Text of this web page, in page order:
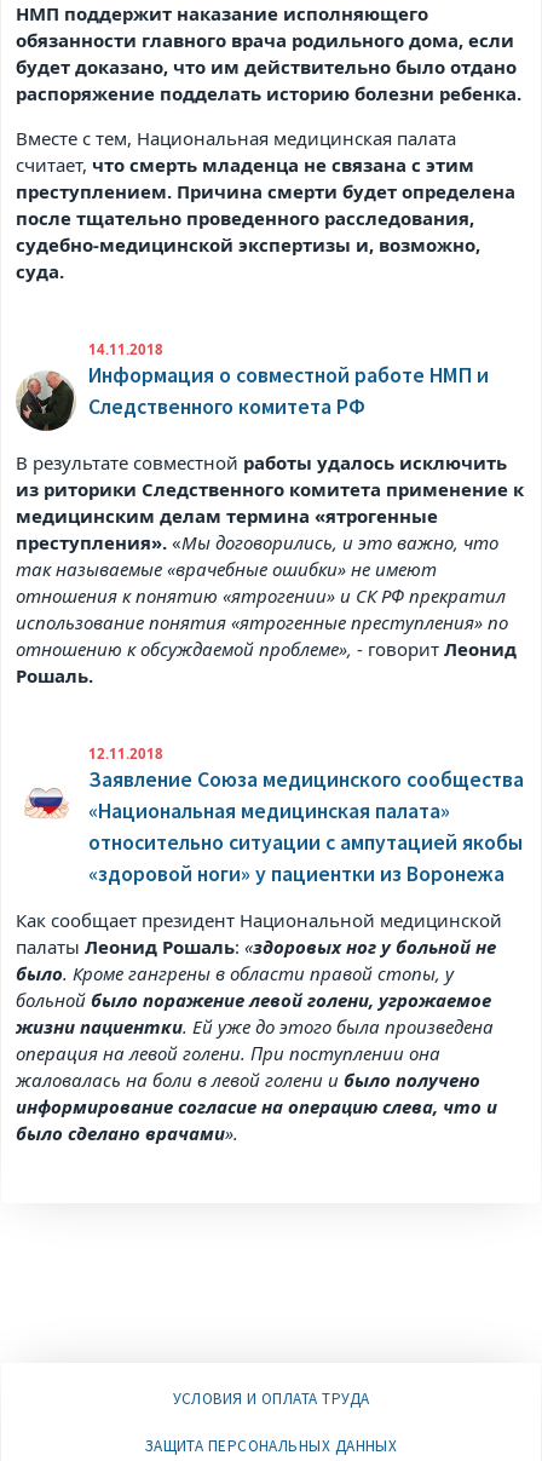
НМП поддержит наказание исполняющего
обязанности главного врача родильного дома, если
будет доказано, что им действительно было отдано
распоряжение подделать историю болезни ребенка.
Вместе с тем, Национальная медицинская палата
считает,что смерть младенца не связана с этим
преступлением. Причина смерти будет определена
после тщательно проведенного расследования,
судебно-медицинской экспертизы и, возможно,
суда.
14.11.2018
Информация о совместной работе НМП и
Следственного комитета РФ
В результате совместной работы удалось исключить
из риторики Следственного комитета применение к
медицинским делам термина «ятрогенные
преступления». «Мы договорились, и это важно, что
так называемые «врачебные ошибки» не имеют
отношения к понятию «ятрогении» и СК РФ прекратил
использование понятия «ятрогенные преступления» по
отношению к обсуждаемой проблеме»,- говоритЛеонид
Рошаль.
12.11.2018
Заявление Союза медицинского сообщества
«Национальная медицинская палата»
относительно ситуации с ампутацией якобы
«здоровой ноги» у пациентки из Воронежа
Как сообщает президент Национальной медицинской
палатыЛеонид Рошаль:«здоровых ног у больной не
было. Кроме гангрены в области правой стопы, у
больнойбыло поражение левой голени, угрожаемое
жизни пациентки. Ей уже до этого была произведена
операция на левой голени. При поступлении она
жаловалась на боли в левой голени ибыло получено
информирование согласие на операцию слева, что и
было сделано врачами».
УСЛОВИЯ И ОПЛАТА ТРУДА
ЗАЩИТА ПЕРСОНАЛЬНЫХ ДАННЫХ